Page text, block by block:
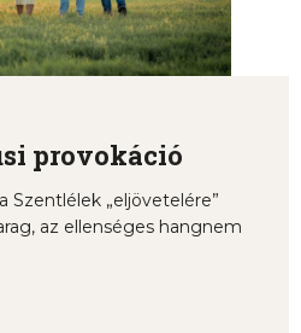
provokáció
Szentlélek „eljövetelére”
az ellenséges hangnem